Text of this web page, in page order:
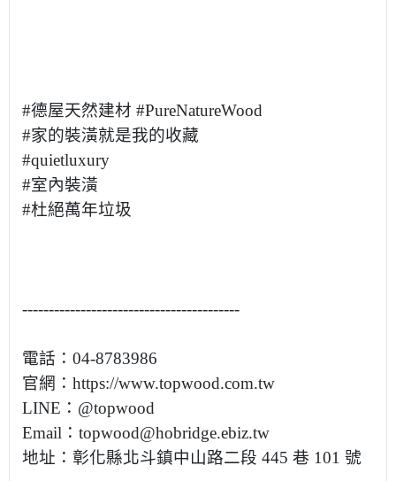
#德屋天然建材 #PureNatureWood
#家的裝潢就是我的收藏
#quietluxury
#室內裝潢
#杜絕萬年垃圾
-----------------------------------------
電話：04-8783986
官網：https://www.topwood.com.tw
LINE：@topwood
Email：topwood@hobridge.ebiz.tw
地址：彰化縣北斗鎮中山路二段 445 巷 101 號